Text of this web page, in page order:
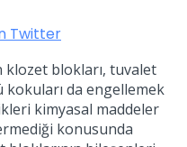
Twitter
klozet blokları, tuvalet
da engellemek
kimyasal maddeler
konusunda